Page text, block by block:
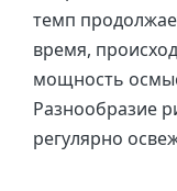
темп
время,
мощность
Разнообразие
регулярно